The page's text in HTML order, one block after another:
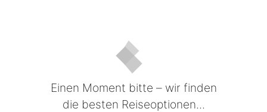
Einen Moment bitte – wir finden
die besten Reiseoptionen...